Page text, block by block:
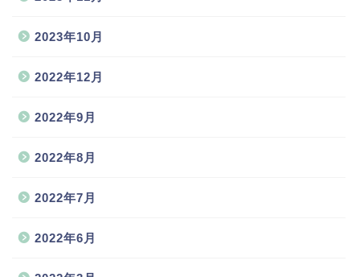
2023年10月
2022年12月
2022年9月
2022年8月
2022年7月
2022年6月